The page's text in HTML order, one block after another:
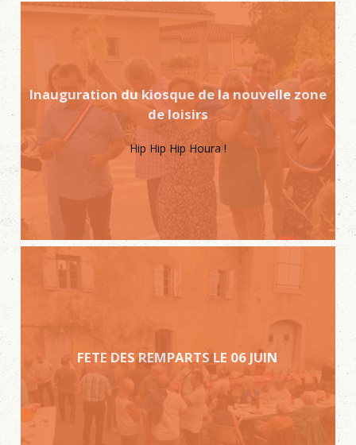
Inauguration du kiosque de la nouvelle zone
de loisirs
Hip Hip Hip Houra !
FETE DES REMPARTS LE 06 JUIN